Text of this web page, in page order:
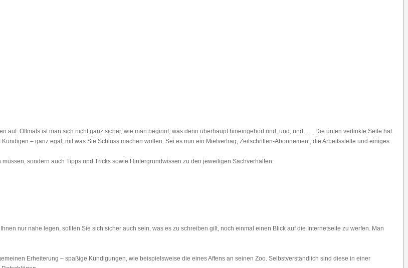
auf. Oftmals ist man sich nicht ganz sicher, wie man beginnt, was denn überhaupt hineingehört und, und, und … . Die unten verlinkte Seite hat
– ganz egal, mit was Sie Schluss machen wollen. Sei es nun ein Mietvertrag, Zeitschriften-Abonnement, die Arbeitsstelle und einiges
sondern auch Tipps und Tricks sowie Hintergrundwissen zu den jeweiligen Sachverhalten.
nur nahe legen, sollten Sie sich sicher auch sein, was es zu schreiben gilt, noch einmal einen Blick auf die Internetseite zu werfen. Man
Erheiterung – spaßige Kündigungen, wie beispielsweise die eines Affens an seinen Zoo. Selbstverständlich sind diese in einer